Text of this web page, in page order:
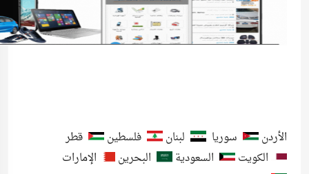
الأردن سوريا لبنان فلسطين
قطر
الكويت
السعودية البحرين الإمارات